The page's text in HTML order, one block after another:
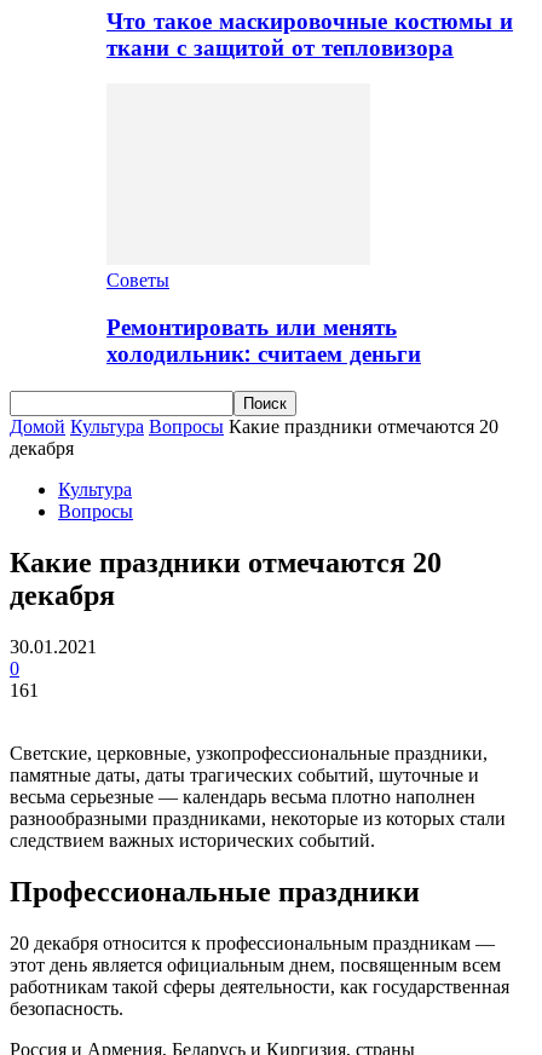
Что такое маскировочные костюмы и
ткани с защитой от тепловизора
Советы
Ремонтировать или менять
холодильник: считаем деньги
Домой Культура Вопросы Какие праздники отмечаются 20
декабря
Культура
Вопросы
Какие праздники отмечаются 20
декабря
30.01.2021
0
161
Светские, церковные, узкопрофессиональные праздники,
памятные даты, даты трагических событий, шуточные и
весьма серьезные — календарь весьма плотно наполнен
разнообразными праздниками, некоторые из которых стали
следствием важных исторических событий.
Профессиональные праздники
20 декабря относится к профессиональным праздникам —
этот день является официальным днем, посвященным всем
работникам такой сферы деятельности, как государственная
безопасность.
Россия и Армения, Беларусь и Киргизия, страны